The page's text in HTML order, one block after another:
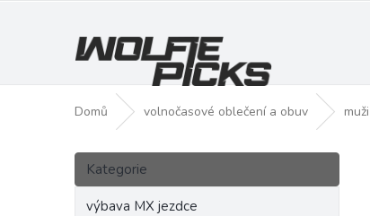
Domů volnočasové oblečení a obuv muži
P
s
Přeskočit
kategorie
Kategorie
výbava MX jezdce